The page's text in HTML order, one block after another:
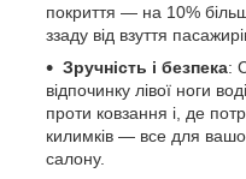
покриття — на 10%
ззаду від взуття
Зручність і безпека:
відпочинку лівої ноги
проти ковзання і, де
килимків — все для
салону.